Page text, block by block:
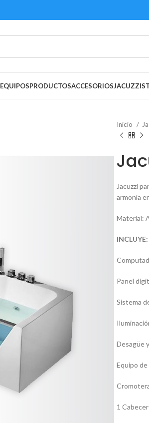
EQUIPOSPRODUCTOSACCESORIOSJACUZZIS
Inicio
Jacuzzi
armonía
Material:
INCLUYE:
Panel
Sistema
Desagüe
Equipo
1